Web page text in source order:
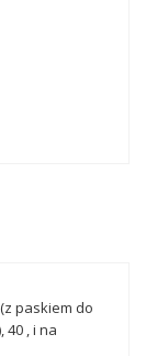
paskiem do
40 , i na